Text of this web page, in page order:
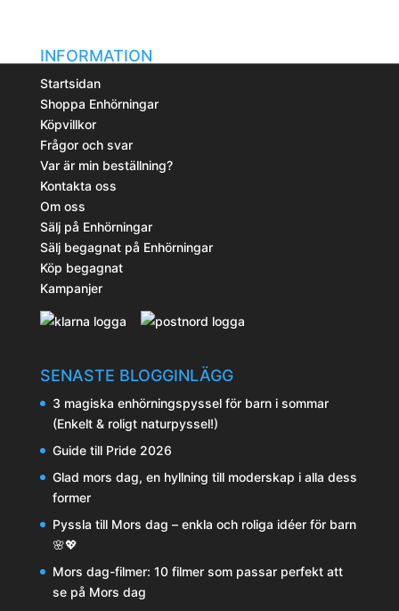
INFORMATION
Startsidan
Shoppa Enhörningar
Köpvillkor
Frågor och svar
Var är min beställning?
Kontakta oss
Om oss
Sälj på Enhörningar
Sälj begagnat på Enhörningar
Köp begagnat
Kampanjer
SENASTE BLOGGINLÄGG
3 magiska enhörningspyssel för barn i sommar
(Enkelt & roligt naturpyssel!)
Guide till Pride 2026
Glad mors dag, en hyllning till moderskap i alla dess
former
Pyssla till Mors dag – enkla och roliga idéer för barn
🌸💖
Mors dag-filmer: 10 filmer som passar perfekt att
se på Mors dag